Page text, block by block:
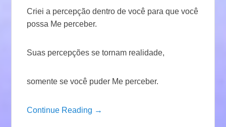
Criei a percepção dentro de você para que você
possa Me perceber.
Suas percepções se tornam realidade,
somente se você puder Me perceber.
Continue Reading →